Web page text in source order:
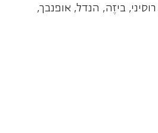
ביזֶה, הנדל, אופנבך,